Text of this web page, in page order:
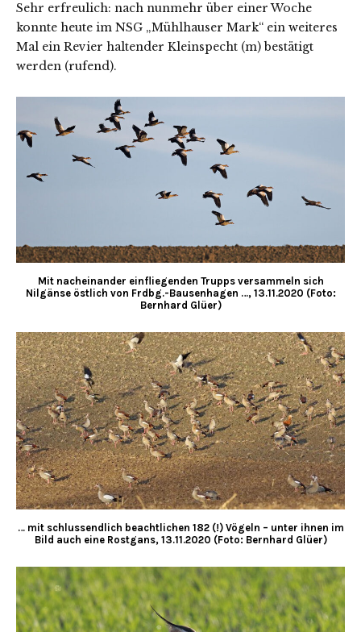
Sehr erfreulich: nach nunmehr über einer Woche
konnte heute im NSG „Mühlhauser Mark“ ein weiteres
Mal ein Revier haltender Kleinspecht (m) bestätigt
werden (rufend).
Mit nacheinander einfliegenden Trupps versammeln sich
Nilgänse östlich von Frdbg.-Bausenhagen …, 13.11.2020 (Foto:
Bernhard Glüer)
… mit schlussendlich beachtlichen 182 (!) Vögeln – unter ihnen im
Bild auch eine Rostgans, 13.11.2020 (Foto: Bernhard Glüer)